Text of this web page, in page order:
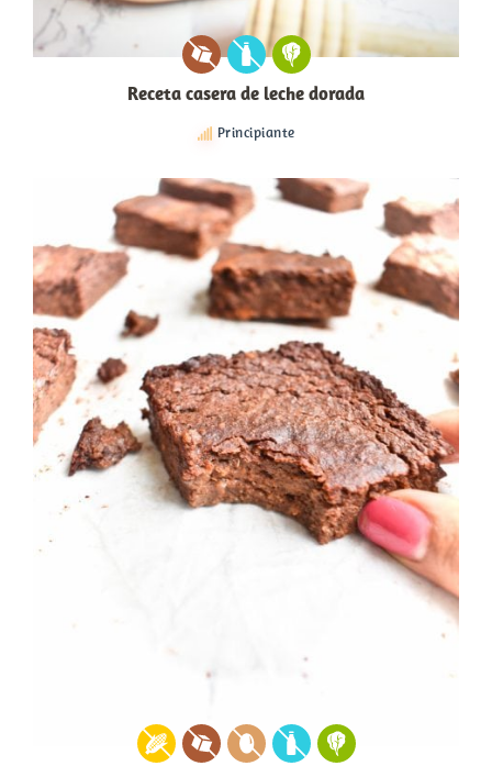
Receta casera de leche dorada
Principiante